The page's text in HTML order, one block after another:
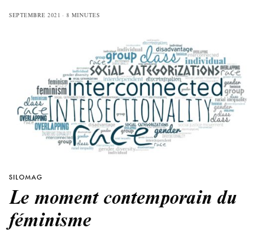
SEPTEMBRE 2021 8 MINUTES
SILOMAG
Le moment contemporain du
féminisme